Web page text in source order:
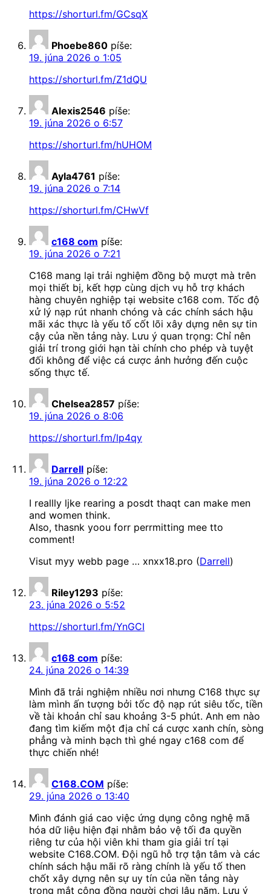
https://shorturl.fm/GCsqX
Phoebe860 píše:
19. júna 2026 o 1:05
https://shorturl.fm/Z1dQU
Alexis2546 píše:
19. júna 2026 o 6:57
https://shorturl.fm/hUHOM
Ayla4761 píše:
19. júna 2026 o 7:14
https://shorturl.fm/CHwVf
c168 com píše:
19. júna 2026 o 7:21
C168 mang lại trải nghiệm đồng bộ mượt mà trên
mọi thiết bị, kết hợp cùng dịch vụ hỗ trợ khách
hàng chuyên nghiệp tại website c168 com. Tốc độ
xử lý nạp rút nhanh chóng và các chính sách hậu
mãi xác thực là yếu tố cốt lõi xây dựng nên sự tin
cậy của nền tảng này. Lưu ý quan trọng: Chỉ nên
giải trí trong giới hạn tài chính cho phép và tuyệt
đối không để việc cá cược ảnh hưởng đến cuộc
sống thực tế.
Chelsea2857 píše:
19. júna 2026 o 8:06
https://shorturl.fm/lp4qy
Darrell píše:
19. júna 2026 o 12:22
I reallly ljke rearing a posdt thaqt can make men
and women think.
Also, thasnk yoou forr perrmitting mee tto
comment!
Visut myy webb page … xnxx18.pro (Darrell)
Riley1293 píše:
23. júna 2026 o 5:52
https://shorturl.fm/YnGCI
c168 com píše:
24. júna 2026 o 14:39
Mình đã trải nghiệm nhiều nơi nhưng C168 thực sự
làm mình ấn tượng bởi tốc độ nạp rút siêu tốc, tiền
về tài khoản chỉ sau khoảng 3-5 phút. Anh em nào
đang tìm kiếm một địa chỉ cá cược xanh chín, sòng
phẳng và minh bạch thì ghé ngay c168 com để
thực chiến nhé!
C168.COM píše:
29. júna 2026 o 13:40
Mình đánh giá cao việc ứng dụng công nghệ mã
hóa dữ liệu hiện đại nhằm bảo vệ tối đa quyền
riêng tư của hội viên khi tham gia giải trí tại
website C168.COM. Đội ngũ hỗ trợ tận tâm và các
chính sách hậu mãi rõ ràng chính là yếu tố then
chốt xây dựng nên sự uy tín của nền tảng này
trong mắt cộng đồng người chơi lâu năm. Lưu ý